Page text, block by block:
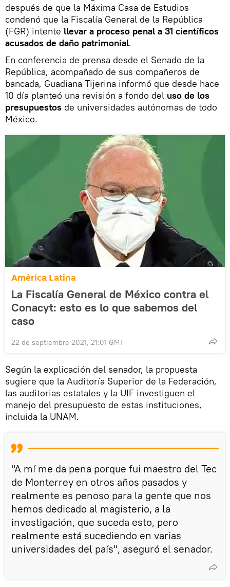
después de que la Máxima Casa de Estudios
condenó que la Fiscalía General de la República
(FGR) intente llevar a proceso penal a 31 científicos
acusados de daño patrimonial.
En conferencia de prensa desde el Senado de la
República, acompañado de sus compañeros de
bancada, Guadiana Tijerina informó que desde hace
10 día planteó una revisión a fondo del uso de los
presupuestos de universidades autónomas de todo
México.
América Latina
La Fiscalía General de México contra el
Conacyt: esto es lo que sabemos del
caso
22 de septiembre 2021, 21:01 GMT
Según la explicación del senador, la propuesta
sugiere que la Auditoría Superior de la Federación,
las auditorias estatales y la UIF investiguen el
manejo del presupuesto de estas instituciones,
incluida la UNAM.
"A mí me da pena porque fui maestro del Tec
de Monterrey en otros años pasados y
realmente es penoso para la gente que nos
hemos dedicado al magisterio, a la
investigación, que suceda esto, pero
realmente está sucediendo en varias
universidades del país", aseguró el senador.